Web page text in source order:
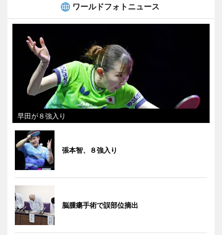
ワールドフォトニュース
早田が８強入り
張本智、８強入り
脳腫瘍手術で誤部位摘出